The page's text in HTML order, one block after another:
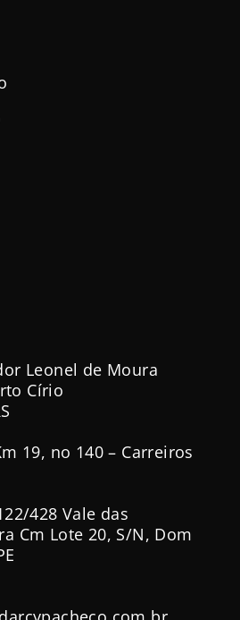
Leonel de Moura
Círio
19, no 140 – Carreiros
428 Vale das
Cm Lote 20, S/N, Dom